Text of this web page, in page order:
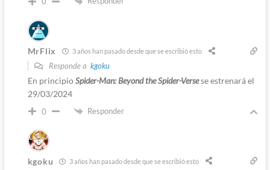
MrFlix 3 años han pasado desde que se escribió esto
Responde a kgoku
En principioSpider-Man: Beyond the Spider-Versese estrenará el
29/03/2024
0 Responder
kgoku 3 años han pasado desde que se escribió esto